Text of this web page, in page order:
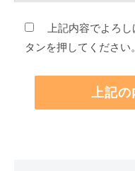
上記内容でよろし
タンを押してください。